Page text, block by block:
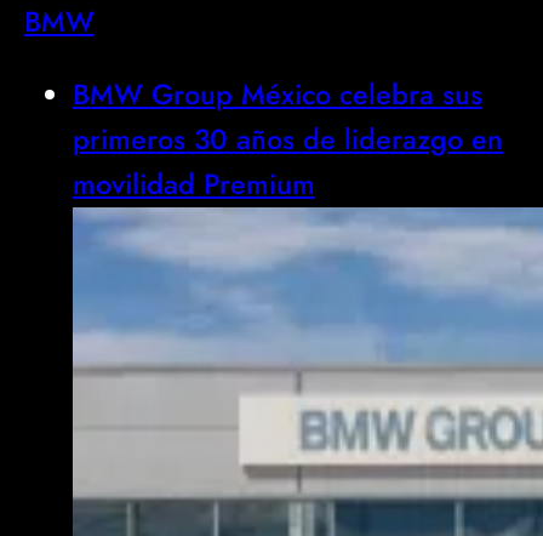
BMW
BMW Group México celebra sus
primeros 30 años de liderazgo en
movilidad Premium